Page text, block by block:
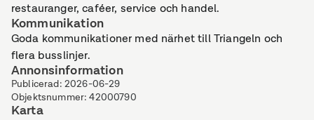
restauranger, caféer, service och handel.
Kommunikation
Goda kommunikationer med närhet till Triangeln och
flera busslinjer.
Annonsinformation
Publicerad: 2026-06-29
Objektsnummer:42000790
Karta